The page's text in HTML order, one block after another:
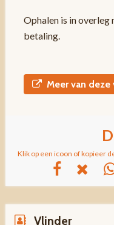
Ophalen is in
betaling.
Meer van deze
Klik op een icoon of kopieer
Vlinder